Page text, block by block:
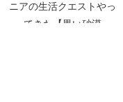
ニアの生活クエストやっ
てきた【黒い砂漠